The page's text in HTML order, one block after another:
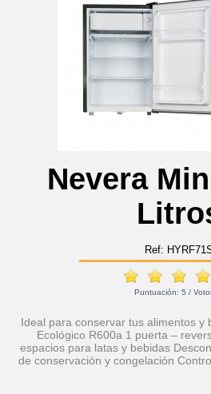
Nevera
Ref:
Puntuación: 5 /
Ideal para conservar tus alimentos y
Ecológico R600a 1 puerta –
espacios para latas y bebidas
de conservación y congelación